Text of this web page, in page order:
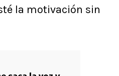
la motivación sin